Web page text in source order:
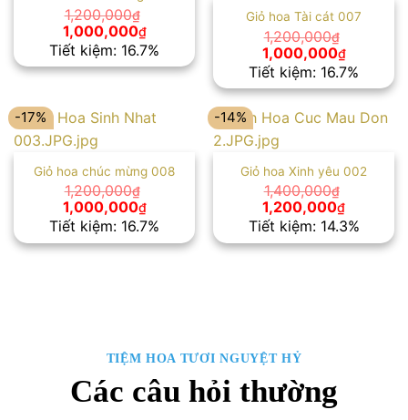
1,200,000₫
Giá
gốc
là:
1,200,000₫.
1,000,000₫Giá
hiện
tại
là:
1,000,000₫.
Tiết kiệm: 16.7%
Giỏ hoa Tài cát 007
1,200,000₫
Giá
gốc
là:
1,200,000₫.
1,000,000₫Giá
hiện
tại
là:
Tiết kiệm: 16.7%
-17%
Giỏ hoa chúc mừng 008
1,200,000₫
Giá
gốc
là:
1,200,000₫.
1,000,000₫Giá
hiện
tại
là:
Tiết kiệm: 16.7%
-14%
Giỏ hoa Xinh yêu 002
1,400,000₫
Giá
gốc
là:
1,400,000₫.
1,200,000₫Giá
hiện
tại
là:
Tiết kiệm: 14.3%
TIỆM HOA TƯƠI NGUYỆT HỶ
Các câu hỏi thường